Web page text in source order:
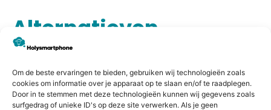
Om de beste ervaringen te bieden, gebruiken wij technologieën zoals
cookies om informatie over je apparaat op te slaan en/of te raadplegen.
Door in te stemmen met deze technologieën kunnen wij gegevens zoals
surfgedrag of unieke ID's op deze site verwerken. Als je geen
Alternatieven